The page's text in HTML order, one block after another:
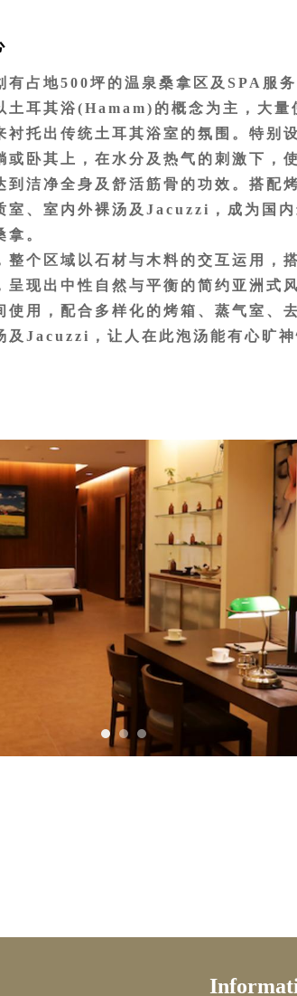
有占地500坪的温泉桑拿区及SPA服
土耳其浴(Hamam)的概念为主，大量
衬托出传统土耳其浴室的氛围。特别
或卧其上，在水分及热气的刺激下，
到洁净全身及舒活筋骨的功效。搭配烤
室、室内外裸汤及Jacuzzi，成为国内
拿。
整个区域以石材与木料的交互运用，
呈现出中性自然与平衡的简约亚洲式风
使用，配合多样化的烤箱、蒸气室、
及Jacuzzi，让人在此泡汤能有心旷神
汤情境，桑拿区基本配备：温泉池、
外温泉池、去角质室、蒸气室、烤箱等
全，未满16岁、70岁以上年长者与行
同照顾并负全部责任。
尿病、心脏病、传染病、皮肤病或饭
、酒后、严重睡眠不足时、其它任何身
本温泉桑拿中心各项设施。
、后，请适时补充水分（约200至300
代谢与电解质平衡。
请斟酌使用时间，避免使用过久产生
不适感发生，如有不适现象，请立即